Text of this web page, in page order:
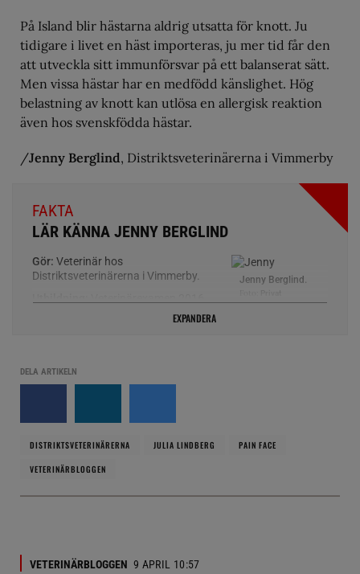
På Island blir hästarna aldrig utsatta för knott. Ju
tidigare i livet en häst importeras, ju mer tid får den
att utveckla sitt immunförsvar på ett balanserat sätt.
Men vissa hästar har en medfödd känslighet. Hög
belastning av knott kan utlösa en allergisk reaktion
även hos svenskfödda hästar.
/Jenny Berglind, Distriktsveterinärerna i Vimmerby
FAKTA
LÄR KÄNNA JENNY BERGLIND
Jenny Berglind.
Gör: Veterinär hos
Distriktsveterinärerna i Vimmerby.
Distriktsveterinärerna erbjuder. Idag jobbar jag till största
och djuren hemma (2 hundar & 1 katt) upp mycket av
EXPANDERA
DELA ARTIKELN
DISTRIKTSVETERINÄRERNA JULIA LINDBERG
PAIN FACE
VETERINÄRBLOGGEN
VETERINÄRBLOGGEN 9 APRIL 10:57